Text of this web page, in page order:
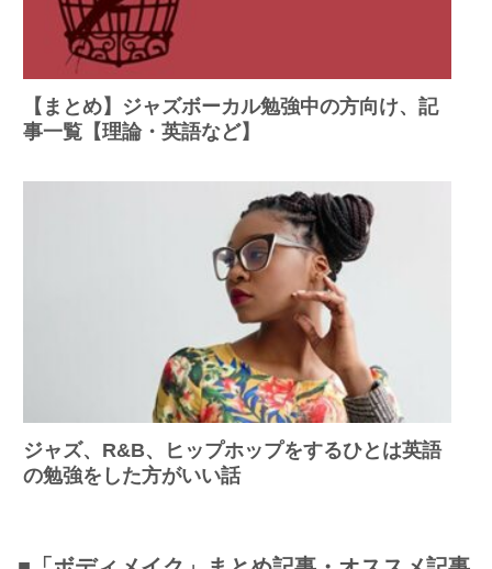
【まとめ】ジャズボーカル勉強中の方向け、記
事一覧【理論・英語など】
ジャズ、R&B、ヒップホップをするひとは英語
の勉強をした方がいい話